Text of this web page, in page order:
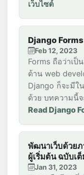
เว็บไซต์
Django
Feb 12, 2023
Forms ถือว่าเ
ด้าน web
Django ก็จะมีใ
ด้วย บทความนี้
Read Django
พัฒนาเว็บด้วย
ผู้เริ่มต้น ฉบับเ
Jan 31, 2023